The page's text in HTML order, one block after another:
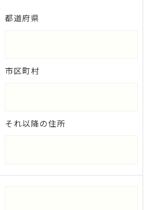
都道府県
市区町村
それ以降の住所